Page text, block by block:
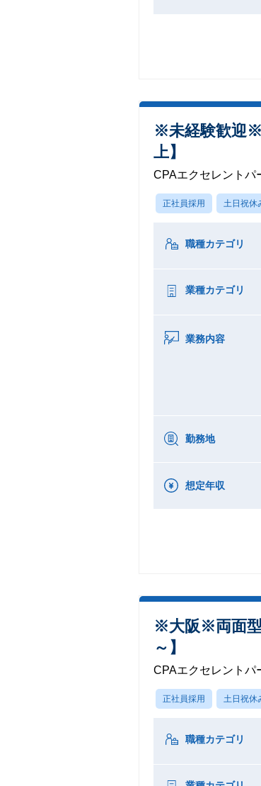
※未経験歓迎※
上】
CPAエクセレントパ
正社員採用 土日祝休
職種カテゴリ
業種カテゴリ
業務内容
勤務地
想定年収
※大阪※両面型
～】
CPAエクセレントパ
正社員採用 土日祝休
職種カテゴリ